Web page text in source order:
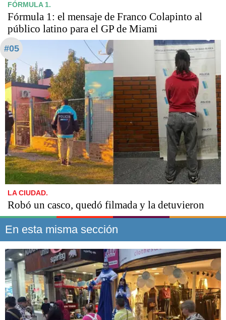
FÓRMULA 1.
Fórmula 1: el mensaje de Franco Colapinto al
público latino para el GP de Miami
#05
LA CIUDAD.
Robó un casco, quedó filmada y la detuvieron
En esta misma sección